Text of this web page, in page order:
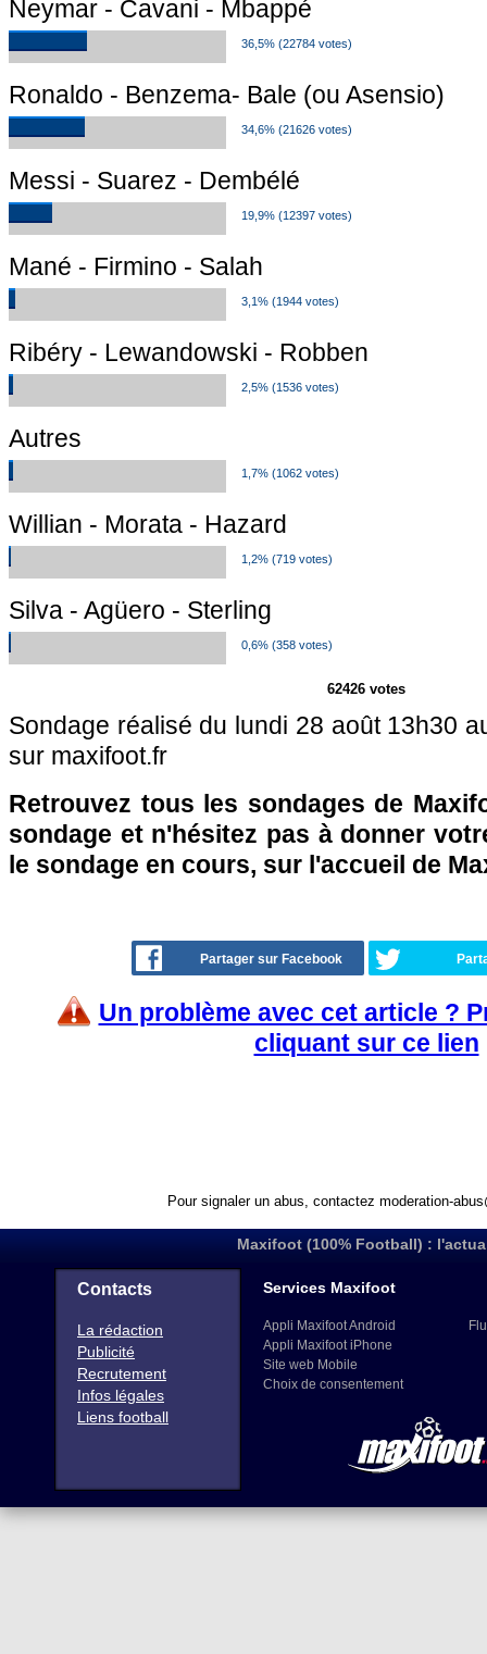
Neymar - Cavani - Mbappé
36,5% (22784 votes)
Ronaldo - Benzema- Bale (ou Asensio)
34,6% (21626 votes)
Messi - Suarez - Dembélé
19,9% (12397 votes)
Mané - Firmino - Salah
3,1% (1944 votes)
Ribéry - Lewandowski - Robben
2,5% (1536 votes)
Autres
1,7% (1062 votes)
Willian - Morata - Hazard
1,2% (719 votes)
Silva - Agüero - Sterling
0,6% (358 votes)
62426 votes
Sondage réalisé du lundi 28 août 13h30
sur maxifoot.fr
Retrouvez tous les sondages de
sondage et n'hésitez pas à donner
le sondage en cours, sur l'accueil de
Partager sur Facebook
Un problème avec cet article ?
cliquant sur ce lien
Pour signaler un abus, contactez moderation-
Maxifoot (100% Football) :
Contacts
La rédaction
Publicité
Recrutement
Infos légales
Liens football
Services Maxifoot
Appli Maxifoot Android
Appli Maxifoot iPhone
Site web Mobile
Choix de consentement